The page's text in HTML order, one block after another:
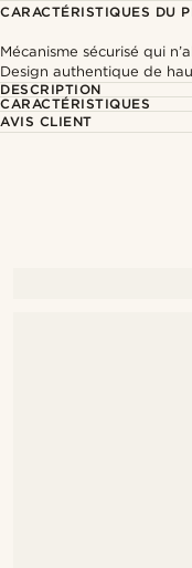
CARACTÉRISTIQUES DU
Mécanisme sécurisé qui
Design authentique de
DESCRIPTION
CARACTÉRISTIQUES
AVIS CLIENT